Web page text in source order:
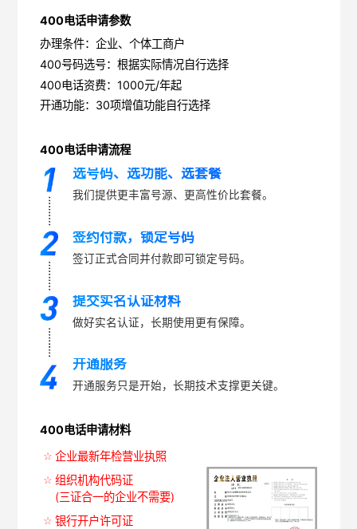
400电话申请参数
办理条件：企业、个体工商户
400号码选号：根据实际情况自行选择
400电话资费：1000元/年起
开通功能：30项增值功能自行选择
400电话申请流程
选号码、选功能、选套餐
我们提供更丰富号源、更高性价比套餐。
签约付款，锁定号码
签订正式合同并付款即可锁定号码。
提交实名认证材料
做好实名认证，长期使用更有保障。
开通服务
开通服务只是开始，长期技术支撑更关键。
400电话申请材料
企业最新年检营业执照
组织机构代码证
(三证合一的企业不需要)
银行开户许可证